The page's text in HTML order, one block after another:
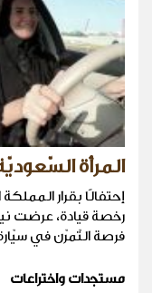
المرأة
إحتفالًا بقرار
رخصة قيادة، عرضت
فرصة التّمرّن في
مستجدات واختراعات